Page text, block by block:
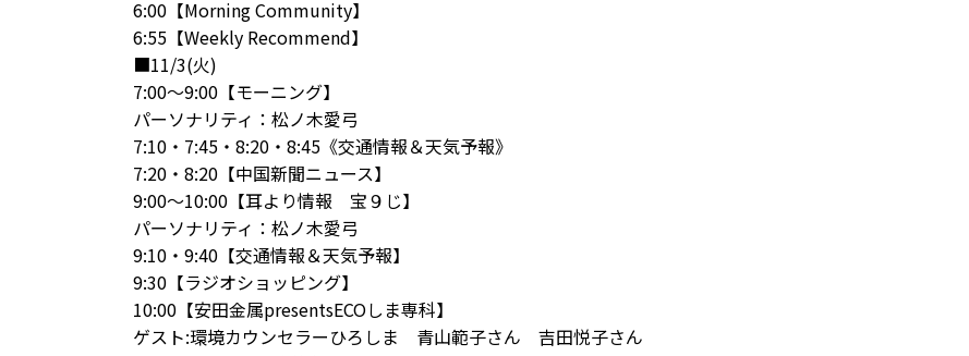
6:00【Morning Community】
6:55【Weekly Recommend】
■11/3(火)
7:00～9:00【モーニング】
パーソナリティ：松ノ木愛弓
7:10・7:45・8:20・8:45《交通情報＆天気予報》
7:20・8:20【中国新聞ニュース】
9:00～10:00【耳より情報 宝９じ】
パーソナリティ：松ノ木愛弓
9:10・9:40【交通情報＆天気予報】
9:30【ラジオショッピング】
10:00【安田金属presentsECOしま専科】
ゲスト:環境カウンセラーひろしま 青山範子さん 吉田悦子さん